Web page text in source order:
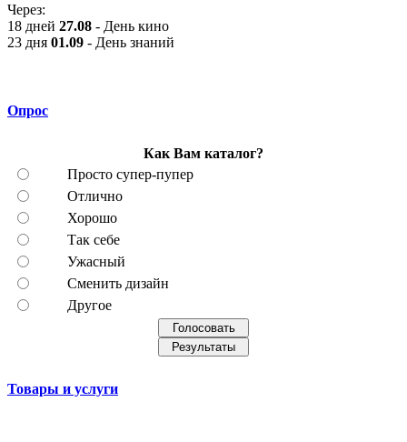
Через:
18 дней 27.08 - День кино
23 дня 01.09 - День знаний
Опрос
Как Вам каталог?
Просто супер-пупер
Отлично
Хорошо
Так себе
Ужасный
Сменить дизайн
Другое
Товары и услуги